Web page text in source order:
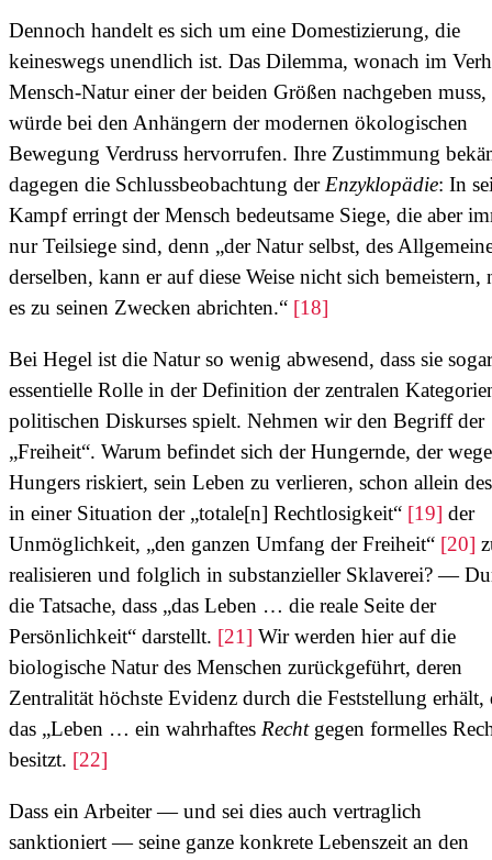
Dennoch handelt es sich um eine Domestizierung, die
keineswegs unendlich ist. Das Dilemma, wonach im
Mensch-Natur einer der beiden Größen nachgeben muss,
würde bei den Anhängern der modernen ökologischen
Bewegung Verdruss hervorrufen. Ihre Zustimmung
dagegen die Schlussbeobachtung der Enzyklopädie: In
Kampf erringt der Mensch bedeutsame Siege, die aber
nur Teilsiege sind, denn „der Natur selbst, des
derselben, kann er auf diese Weise nicht sich bemeistern,
es zu seinen Zwecken abrichten.“ [18]
Bei Hegel ist die Natur so wenig abwesend, dass sie
essentielle Rolle in der Definition der zentralen
politischen Diskurses spielt. Nehmen wir den Begriff der
„Freiheit“. Warum befindet sich der Hungernde, der
Hungers riskiert, sein Leben zu verlieren, schon allein
in einer Situation der „totale[n] Rechtlosigkeit“ [19] der
Unmöglichkeit, „den ganzen Umfang der Freiheit“ [20]
realisieren und folglich in substanzieller Sklaverei? —
die Tatsache, dass „das Leben … die reale Seite der
Persönlichkeit“ darstellt. [21] Wir werden hier auf die
biologische Natur des Menschen zurückgeführt, deren
Zentralität höchste Evidenz durch die Feststellung erhält,
das „Leben … ein wahrhaftes Rechtgegen formelles
besitzt. [22]
Dass ein Arbeiter — und sei dies auch vertraglich
sanktioniert — seine ganze konkrete Lebenszeit an den